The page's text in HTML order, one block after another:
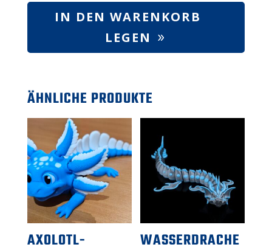
Dschungeltierfigur,
Anzahl
IN DEN WARENKORB
LEGEN
ÄHNLICHE PRODUKTE
AXOLOTL-
WASSERDRACHE